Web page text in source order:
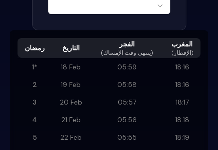
رمضان التاريخ الفجر
(ينتهي وقت الإمساك)
المغرب
(الإفطار)
1* 18 Feb 05:59
18:16
2
19 Feb 05:58
18:16
3
20 Feb 05:57
18:17
4
21 Feb 05:56
18:18
5
22 Feb 05:55
18:19